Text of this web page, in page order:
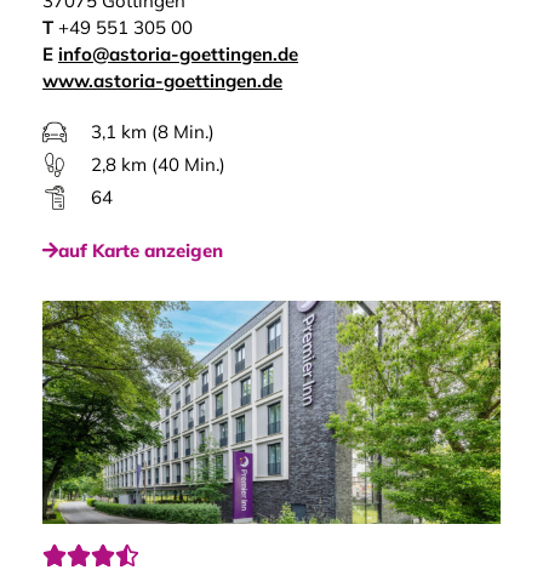
T+49 551 305 00
E info@astoria-goettingen.de
www.astoria-goettingen.de
3,1 km (8 Min.)
2,8 km (40 Min.)
64
auf Karte anzeigen
